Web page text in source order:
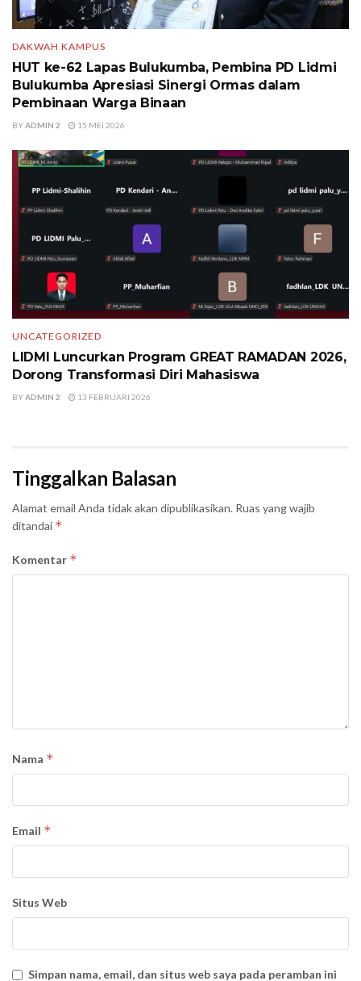
DAKWAH KAMPUS
HUT ke-62 Lapas Bulukumba, Pembina PD Lidmi
Bulukumba Apresiasi Sinergi Ormas dalam
Pembinaan Warga Binaan
BYADMIN 2 15 MEI 2026
UNCATEGORIZED
LIDMI Luncurkan Program GREAT RAMADAN 2026,
Dorong Transformasi Diri Mahasiswa
BYADMIN 2 13 FEBRUARI 2026
Tinggalkan Balasan
Alamat email Anda tidak akan dipublikasikan. Ruas yang wajib
ditandai *
Komentar *
Nama *
Email *
Situs Web
Simpan nama, email, dan situs web saya pada peramban ini